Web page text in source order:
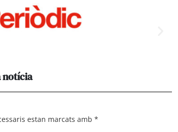
notícia
estan marcats amb *